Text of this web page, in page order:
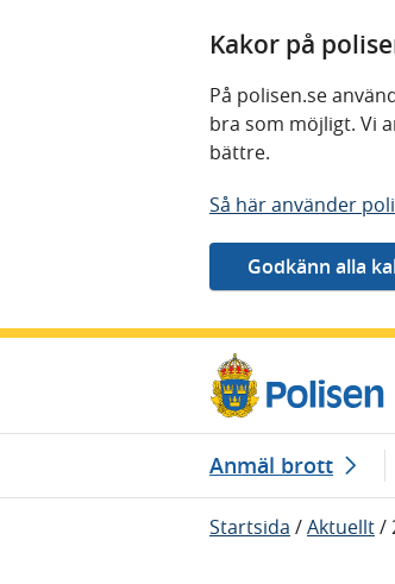
Kakor på
På polisen.se
bra som möjligt. Vi
bättre.
Så här använder
Anmäl brott
Startsida /Aktuellt/